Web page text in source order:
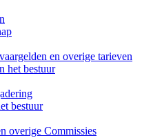
en overige tarieven
het bestuur
bestuur
overige Commissies